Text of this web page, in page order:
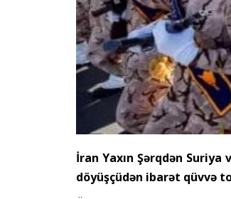
İran Yaxın Şərqdən
döyüşçüdən ibarət qüvvə